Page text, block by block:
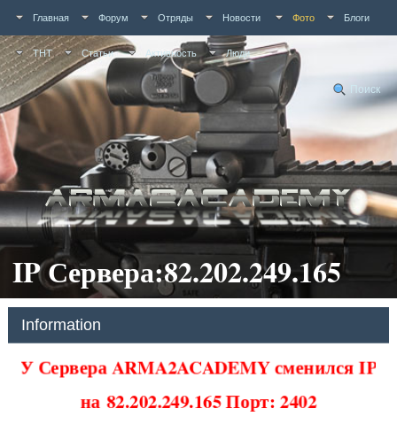
Главная Форум Отряды Новости Фото Блоги
ТНТ Статьи Активность Люди
Поиск
IP Сервера:82.202.249.165
Information
У Сервера ARMA2ACADEMY сменился IP
на82.202.249.165 Порт: 2402